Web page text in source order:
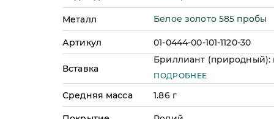
Металл Белое золото 585 пробы
Артикул 01-0444-00-101-1120-30
Вставка
Бриллиант (природный):
шт, огранка - Круг (57
масса - 0,11 ct, цвет - 3,
качество огранки - А
ПОДРОБНЕЕ
Средняя масса 1.86г